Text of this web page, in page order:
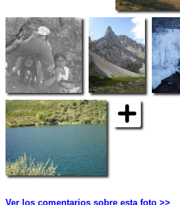
Ver los comentarios sobre esta foto >>